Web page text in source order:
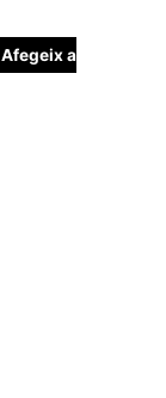
Afegeix a